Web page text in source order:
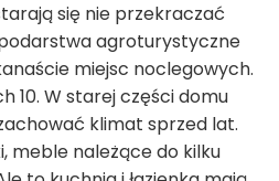
się nie przekraczać
agroturystyczne
miejsc noclegowych.
10. W starej części domu
klimat sprzed lat.
meble należące do kilku